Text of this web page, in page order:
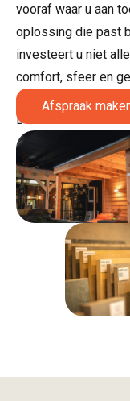
vooraf waar u aan
oplossing die past
investeert u niet
comfort, sfeer en
Afspraak
Bezoek onze